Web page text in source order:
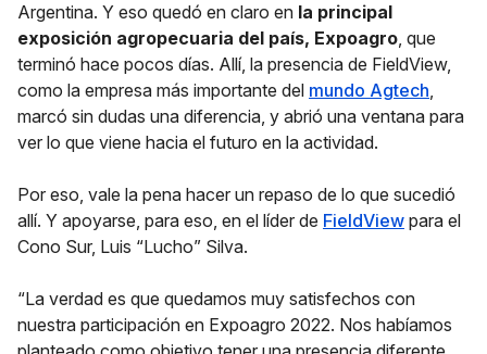
Argentina. Y eso quedó en claro en la principal
exposición agropecuaria del país, Expoagro, que
terminó hace pocos días. Allí, la presencia de FieldView,
como la empresa más importante del mundo Agtech,
marcó sin dudas una diferencia, y abrió una ventana para
ver lo que viene hacia el futuro en la actividad.
Por eso, vale la pena hacer un repaso de lo que sucedió
allí. Y apoyarse, para eso, en el líder de FieldView para el
Cono Sur, Luis “Lucho” Silva.
“La verdad es que quedamos muy satisfechos con
nuestra participación en Expoagro 2022. Nos habíamos